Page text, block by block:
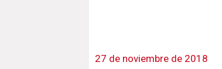
27 de noviembre de 2018